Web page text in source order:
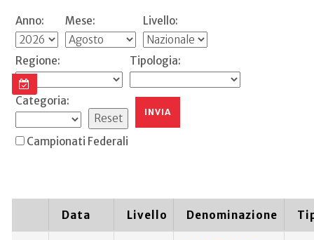
Anno: Mese: Livello:
Regione: Tipologia:
Categoria:
Campionati Federali
Data Livello Denominazione